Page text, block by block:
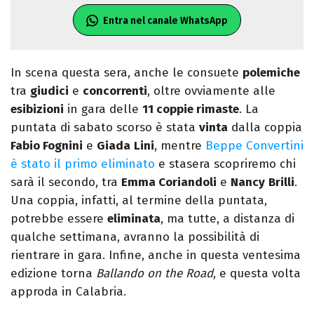
Entra nel canale WhatsApp
In scena questa sera, anche le consuete polemiche
tra giudici e concorrenti, oltre ovviamente alle
esibizioni in gara delle 11 coppie rimaste. La
puntata di sabato scorso è stata vinta dalla coppia
Fabio Fognini e Giada Lini, mentre Beppe Convertini
è stato il primo eliminato e stasera scopriremo chi
sarà il secondo, tra Emma Coriandoli e Nancy Brilli.
Una coppia, infatti, al termine della puntata,
potrebbe essere eliminata, ma tutte, a distanza di
qualche settimana, avranno la possibilità di
rientrare in gara. Infine, anche in questa ventesima
edizione torna Ballando on the Road, e questa volta
approda in Calabria.